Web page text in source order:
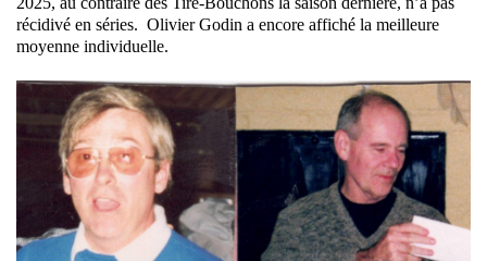
récidivé en séries. Olivier Godin a encore affiché la meilleure
moyenne individuelle.